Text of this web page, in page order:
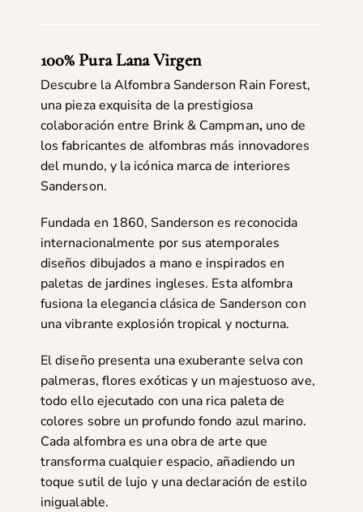
100% Pura Lana Virgen
Descubre la Alfombra Sanderson Rain Forest,
una pieza exquisita de la prestigiosa
colaboración entre Brink & Campman,uno de
los fabricantes de alfombras más innovadores
del mundo, y la icónica marca de interiores
Sanderson.
Fundada en 1860, Sanderson es reconocida
internacionalmente por sus atemporales
diseños dibujados a mano e inspirados en
paletas de jardines ingleses. Esta alfombra
fusiona la elegancia clásica de Sanderson con
una vibrante explosión tropical y nocturna.
El diseño presenta una exuberante selva con
palmeras, flores exóticas y un majestuoso ave,
todo ello ejecutado con una rica paleta de
colores sobre un profundo fondo azul marino.
Cada alfombra es una obra de arte que
transforma cualquier espacio, añadiendo un
toque sutil de lujo y una declaración de estilo
inigualable.